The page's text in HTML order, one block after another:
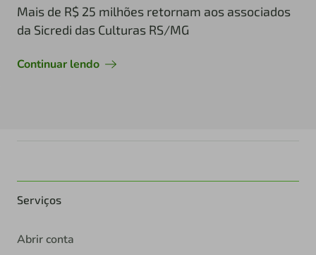
Mais de R$ 25 milhões retornam aos associados
da Sicredi das Culturas RS/MG
Continuar lendo
Serviços
Abrir conta